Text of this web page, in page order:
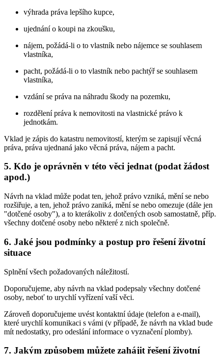
výhrada práva lepšího kupce,
ujednání o koupi na zkoušku,
nájem, požádá-li o to vlastník nebo nájemce se souhlasem
vlastníka,
pacht, požádá-li o to vlastník nebo pachtýř se souhlasem
vlastníka,
vzdání se práva na náhradu škody na pozemku,
rozdělení práva k nemovitosti na vlastnické právo k
jednotkám.
Vklad je zápis do katastru nemovitostí, kterým se zapisují věcná
práva, práva ujednaná jako věcná práva, nájem a pacht.
5. Kdo je oprávněn v této věci jednat (podat žádost
apod.)
Návrh na vklad může podat ten, jehož právo vzniká, mění se nebo
rozšiřuje, a ten, jehož právo zaniká, mění se nebo omezuje (dále jen
"dotčené osoby"), a to kterákoliv z dotčených osob samostatně, příp.
všechny dotčené osoby nebo některé z nich společně.
6. Jaké jsou podmínky a postup pro řešení životní
situace
Splnění všech požadovaných náležitostí.
Doporučujeme, aby návrh na vklad podepsaly všechny dotčené
osoby, neboť to urychlí vyřízení vaší věci.
Zároveň doporučujeme uvést kontaktní údaje (telefon a e-mail),
které urychlí komunikaci s vámi (v případě, že návrh na vklad bude
mít nedostatky, pro odeslání informace o vyznačení plomby).
7. Jakým způsobem můžete zahájit řešení životní